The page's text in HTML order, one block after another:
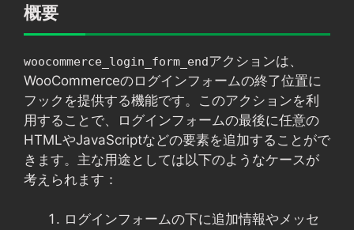
リ
概要
woocommerce_login_form_endアクションは、
WooCommerceのログインフォームの終了位置に
フックを提供する機能です。このアクションを利
用することで、ログインフォームの最後に任意の
HTMLやJavaScriptなどの要素を追加することがで
きます。主な用途としては以下のようなケースが
考えられます：
ログインフォームの下に追加情報やメッセ